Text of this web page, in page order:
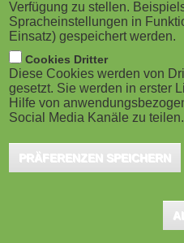
l
e
)
o
n
Key themes at EdTech 2025
The Future of Skills
Corporate Training – TICC
The Evolving Landscape
Technology at the
Automation & AI in
The Role of Publishers in
Verfügung zu stellen.
Spracheinstellungen in
Einsatz) gespeichert werden.
Cookies Dritter
Diese Cookies werden von
gesetzt. Sie werden in erster
Hilfe von
Social Media Kanäle zu teilen.
PRÄFERENZEN SPEICHERN